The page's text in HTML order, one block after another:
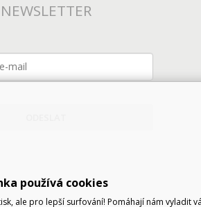
NEWSLETTER
používá cookies
ale pro lepší surfování! Pomáhají nám vyladit